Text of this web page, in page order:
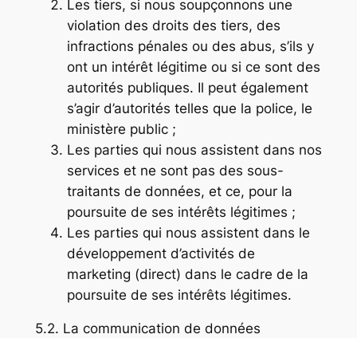
Les tiers, si nous soupçonnons une
violation des droits des tiers, des
infractions pénales ou des abus, s’ils y
ont un intérêt légitime ou si ce sont des
autorités publiques. Il peut également
s’agir d’autorités telles que la police, le
ministère public ;
Les parties qui nous assistent dans nos
services et ne sont pas des sous-
traitants de données, et ce, pour la
poursuite de ses intérêts légitimes ;
Les parties qui nous assistent dans le
développement d’activités de
marketing (direct) dans le cadre de la
poursuite de ses intérêts légitimes.
5.2. La communication de données